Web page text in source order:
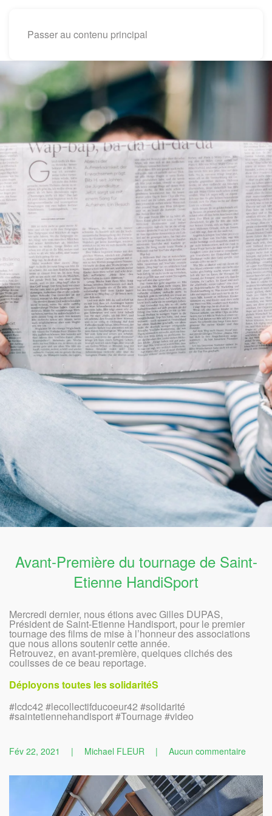
Passer au contenu principal
Avant-Première du tournage de Saint-
Etienne HandiSport
Mercredi dernier, nous étions avec Gilles DUPAS,
Président de Saint-Etienne Handisport, pour le premier
tournage des films de mise à l’honneur des associations
que nous allons soutenir cette année.
Retrouvez, en avant-première, quelques clichés des
coulisses de ce beau reportage.
Déployons toutes les solidaritéS
#lcdc42 #lecollectifducoeur42 #solidarité
#saintetiennehandisport #Tournage #video
Fév 22, 2021 | Michael FLEUR | Aucun commentairesur
du
de